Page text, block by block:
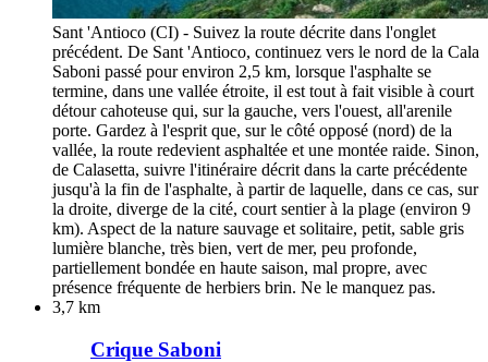
Sant 'Antioco (CI) - Suivez la route décrite dans l'onglet
précédent. De Sant 'Antioco, continuez vers le nord de la Cala
Saboni passé pour environ 2,5 km, lorsque l'asphalte se
termine, dans une vallée étroite, il est tout à fait visible à court
détour cahoteuse qui, sur la gauche, vers l'ouest, all'arenile
porte. Gardez à l'esprit que, sur le côté opposé (nord) de la
vallée, la route redevient asphaltée et une montée raide. Sinon,
de Calasetta, suivre l'itinéraire décrit dans la carte précédente
jusqu'à la fin de l'asphalte, à partir de laquelle, dans ce cas, sur
la droite, diverge de la cité, court sentier à la plage (environ 9
km). Aspect de la nature sauvage et solitaire, petit, sable gris
lumière blanche, très bien, vert de mer, peu profonde,
partiellement bondée en haute saison, mal propre, avec
présence fréquente de herbiers brin. Ne le manquez pas.
3,7 km
Crique Saboni